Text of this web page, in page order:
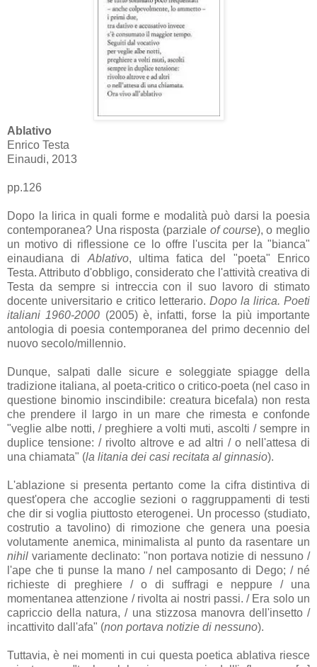
Ablativo
Enrico Testa
Einaudi, 2013
pp.126
Dopo la lirica in quali forme e modalità può darsi la poesia
contemporanea? Una risposta (parziale of course), o meglio
un motivo di riflessione ce lo offre l'uscita per la "bianca"
einaudiana di Ablativo, ultima fatica del "poeta" Enrico
Testa. Attributo d'obbligo, considerato che l'attività creativa di
Testa da sempre si intreccia con il suo lavoro di stimato
docente universitario e critico letterario. Dopo la lirica. Poeti
italiani 1960-2000 (2005) è, infatti, forse la più importante
antologia di poesia contemporanea del primo decennio del
nuovo secolo/millennio.
Dunque, salpati dalle sicure e soleggiate spiagge della
tradizione italiana, al poeta-critico o critico-poeta (nel caso in
questione binomio inscindibile: creatura bicefala) non resta
che prendere il largo in un mare che rimesta e confonde
"veglie albe notti, / preghiere a volti muti, ascolti / sempre in
duplice tensione: / rivolto altrove e ad altri / o nell'attesa di
una chiamata" (la litania dei casi recitata al ginnasio).
L'ablazione si presenta pertanto come la cifra distintiva di
quest'opera che accoglie sezioni o raggruppamenti di testi
che dir si voglia piuttosto eterogenei. Un processo (studiato,
costrutio a tavolino) di rimozione che genera una poesia
volutamente anemica, minimalista al punto da rasentare un
nihil variamente declinato: "non portava notizie di nessuno /
l'ape che ti punse la mano / nel camposanto di Dego; / né
richieste di preghiere / o di suffragi e neppure / una
momentanea attenzione / rivolta ai nostri passi. / Era solo un
capriccio della natura, / una stizzosa manovra dell'insetto /
incattivito dall'afa" (non portava notizie di nessuno).
Tuttavia, è nei momenti in cui questa poetica ablativa riesce